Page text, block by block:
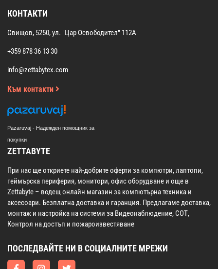
КОНТАКТИ
Свищов, 5250, ул. "Цар Освободител" 112А
+359 878 36 13 30
info@zettabytex.com
Към контакти
Pazaruvaj - Надежден помощник за
покупки
ZETTABYTE
При нас ще откриете най-добрите оферти за компютри, лаптопи,
геймърска периферия, монитори, офис оборудване и още в
Zettabyte – водещ онлайн магазин за компютърна техника и
аксесоари. Безплатна доставка и гаранция. Предлагаме доставка,
монтаж и настройка на системи за Видеонаблюдение, СОТ,
Контрол на достъп и пожароизвестяване
ПОСЛЕДВАЙТЕ НИ В СОЦИАЛНИТЕ МРЕЖИ